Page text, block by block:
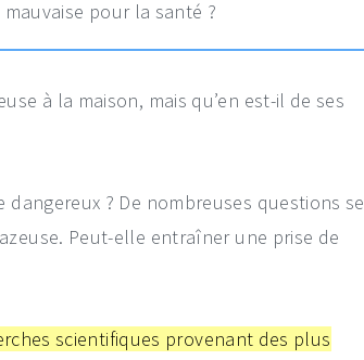
pour la santé ?
à la maison, mais qu’en est-il de ses
? De nombreuses questions se
Peut-elle entraîner une prise de
scientifiques provenant des plus